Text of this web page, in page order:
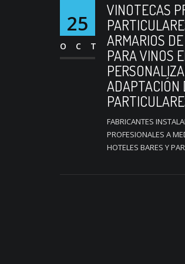
25
OCT
VINOTECAS
ARMARIOS
PARA VINOS
ADAPTACIÓN
FABRICANTES
PROFESIONALES A
HOTELES BARES Y